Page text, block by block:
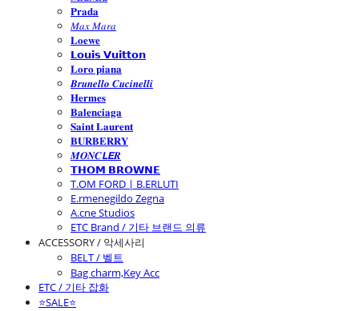
𝐏𝐫𝐚𝐝𝐚
𝑀𝑎𝑥 𝑀𝑎𝑟𝑎
𝐋𝐨𝐞𝐰𝐞
𝗟𝗼𝘂𝗶𝘀 𝗩𝘂𝗶𝘁𝘁𝗼𝗻
𝐋𝐨𝐫𝐨 𝐩𝐢𝐚𝐧𝐚
𝑩𝒓𝒖𝒏𝒆𝒍𝒍𝒐 𝑪𝒖𝒄𝒊𝒏𝒆𝒍𝒍𝒊
𝐇𝐞𝐫𝐦𝐞𝐬
𝐁𝐚𝐥𝐞𝐧𝐜𝐢𝐚𝐠𝐚
𝐒𝐚𝐢𝐧𝐭 𝐋𝐚𝐮𝐫𝐞𝐧𝐭
𝐁𝐔𝐑𝐁𝐄𝐑𝐑𝐘
𝑴𝑶𝑵𝑪𝙇𝙀𝑹
𝗧𝗛𝗢𝗠 𝗕𝗥𝗢𝗪𝗡𝗘
T.OM FORD | B.ERLUTI
E.rmenegildo Zegna
A.cne Studios
ETC Brand / 기타 브랜드 의류
ACCESSORY / 악세사리
BELT / 벨트
Bag charm,Key Acc
ETC / 기타 잡화
⭐SALE⭐